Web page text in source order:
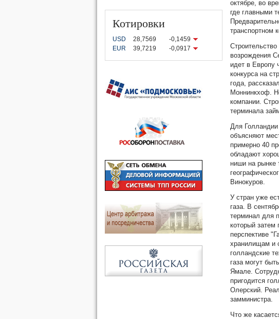
Котировки
USD 28,7569
-0,1459
EUR
39,7219 -0,0917
октябре, во
где главными
транспортном
возрождения
идет в Европу
конкурса на
года,
Моннинкхоф.
компании.
терминала
Для Голландии
объясняют
примерно 40
обладают
ниши на рынке
Винокуров.
У стран уже
газа. В
терминал для
который затем
перспективе
хранилищам и
голландские
газа могут
Ямале.
пригодится
Олерский.
замминистра.
Что же